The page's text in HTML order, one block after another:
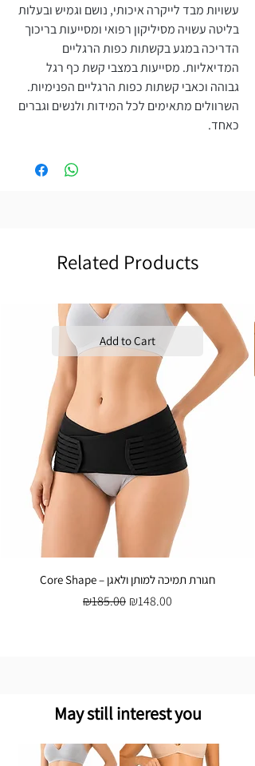
עשויות מבד לייקרה איכותי, נושם וגמיש ובעלות
בליטה עשויה מסיליקון רפואי ומסייעות בריכוך
הדריכה במגע בקשתות כפות הרגליים
המדיאליות. מסייעות במצבי קשת כף רגל
גבוהה וכאבי קשתות כפות הרגליים הפנימיות.
השרוולים מתאימים לכל המידות ולנשים וגברים
כאחד.
Related Products
Add to Cart
Core Shape – חגורת תמיכה למותן ולאגן
Regular Price
₪185.00 Sale Price
₪148.00
May still interest you